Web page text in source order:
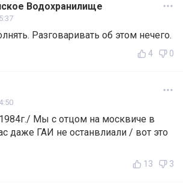
Водохранилище
Разговаривать об этом нечего.
4 0
Мы с отцом на москвиче в
даже ГАИ не останвлиали / вот это
13 3